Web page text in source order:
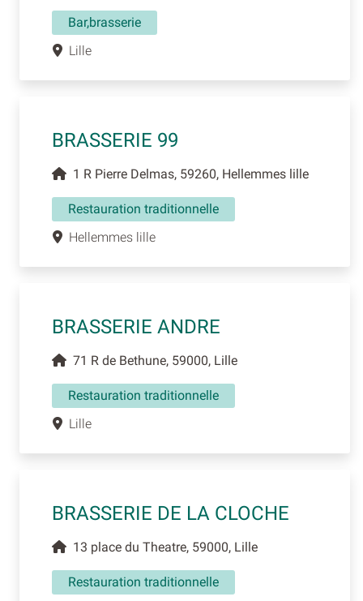
Bar,brasserie
Lille
BRASSERIE 99
1 R Pierre Delmas, 59260, Hellemmes lille
Restauration traditionnelle
Hellemmes lille
BRASSERIE ANDRE
71 R de Bethune, 59000, Lille
Restauration traditionnelle
Lille
BRASSERIE DE LA CLOCHE
13 place du Theatre, 59000, Lille
Restauration traditionnelle